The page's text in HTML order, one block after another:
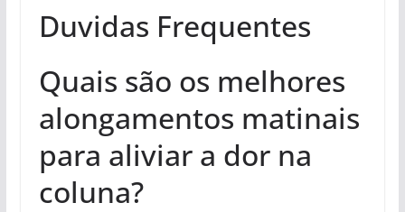
Duvidas Frequentes
Quais são os melhores
alongamentos matinais
para aliviar a dor na
coluna?